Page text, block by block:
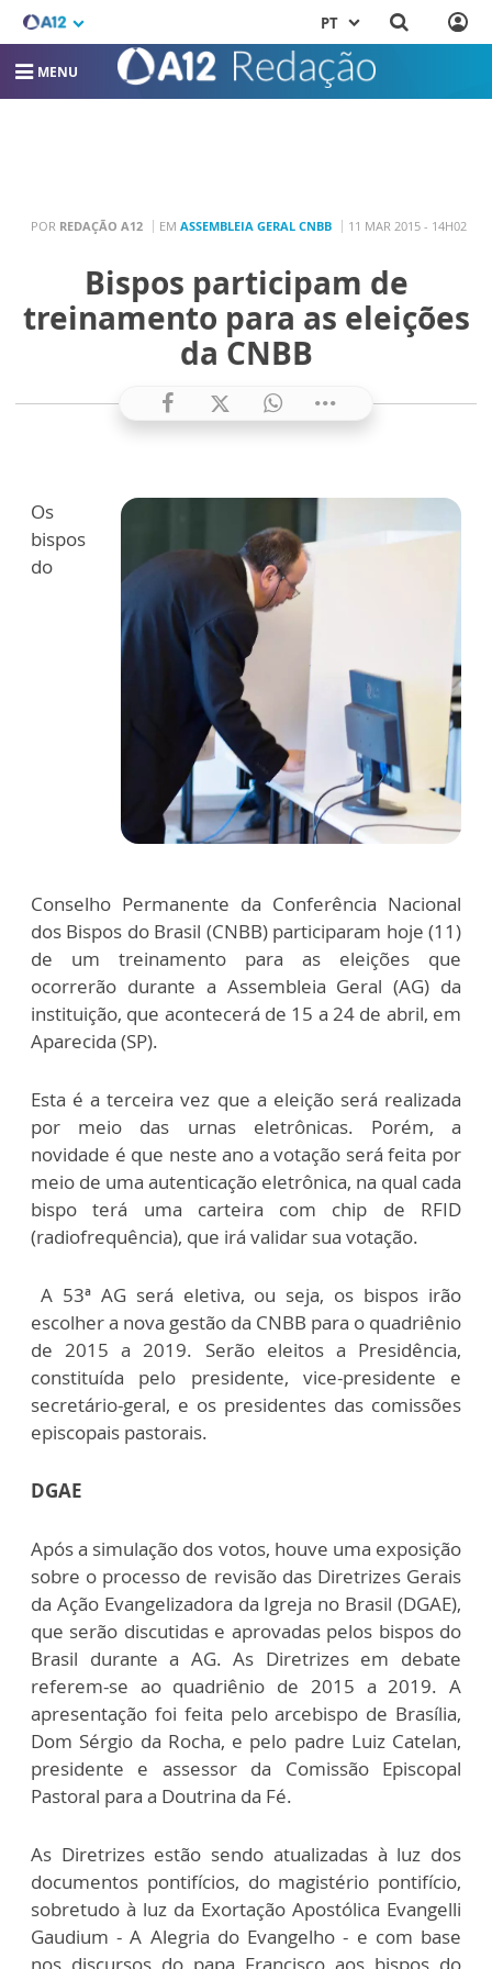
PT
MENU
POR REDAÇÃO A12 EM ASSEMBLEIA GERAL CNBB 11 MAR 2015 - 14H02
Bispos participam de
treinamento para as eleições
da CNBB
Os
bispos
do
Conselho Permanente da Conferência Nacional
dos Bispos do Brasil (CNBB) participaram hoje (11)
de um treinamento para as eleições que
ocorrerão durante a Assembleia Geral (AG) da
instituição, que acontecerá de 15 a 24 de abril, em
Aparecida (SP).
Esta é a terceira vez que a eleição será realizada
por meio das urnas eletrônicas. Porém, a
novidade é que neste ano a votação será feita por
meio de uma autenticação eletrônica, na qual cada
bispo terá uma carteira com chip de RFID
(radiofrequência), que irá validar sua votação.
A 53ª AG será eletiva, ou seja, os bispos irão
escolher a nova gestão da CNBB para o quadriênio
de 2015 a 2019. Serão eleitos a Presidência,
constituída pelo presidente, vice-presidente e
secretário-geral, e os presidentes das comissões
episcopais pastorais.
DGAE
Após a simulação dos votos, houve uma exposição
sobre o processo de revisão das Diretrizes Gerais
da Ação Evangelizadora da Igreja no Brasil (DGAE),
que serão discutidas e aprovadas pelos bispos do
Brasil durante a AG. As Diretrizes em debate
referem-se ao quadriênio de 2015 a 2019. A
apresentação foi feita pelo arcebispo de Brasília,
Dom Sérgio da Rocha, e pelo padre Luiz Catelan,
presidente e assessor da Comissão Episcopal
Pastoral para a Doutrina da Fé.
As Diretrizes estão sendo atualizadas à luz dos
documentos pontifícios, do magistério pontifício,
sobretudo à luz da Exortação Apostólica Evangelli
Gaudium - A Alegria do Evangelho - e com base
nos discursos do papa Francisco aos bispos do